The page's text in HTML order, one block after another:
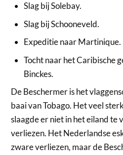
Slag bij Solebay.
Slag bij Schooneveld.
Expeditie naar Martinique.
Tocht naar het Caribische
Binckes.
De Beschermer is het
baai van Tobago. Het veel
slaagde er niet in het eiland te
verliezen. Het Nederlandse
zware verliezen, maar de